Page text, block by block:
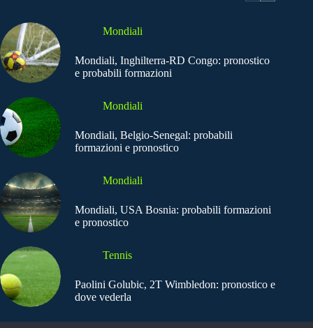
Mondiali
Mondiali, Inghilterra-RD Congo: pronostico
e probabili formazioni
Mondiali
Mondiali, Belgio-Senegal: probabili
formazioni e pronostico
Mondiali
Mondiali, USA Bosnia: probabili formazioni
e pronostico
Tennis
Paolini Golubic, 2T Wimbledon: pronostico e
dove vederla